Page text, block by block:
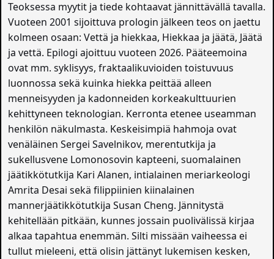
Teoksessa myytit ja tiede kohtaavat jännittävällä tavalla.
Vuoteen 2001 sijoittuva prologin jälkeen teos on jaettu
kolmeen osaan: Vettä ja hiekkaa, Hiekkaa ja jäätä, Jäätä
ja vettä. Epilogi ajoittuu vuoteen 2026. Pääteemoina
ovat mm. syklisyys, fraktaalikuvioiden toistuvuus
luonnossa sekä kuinka hiekka peittää alleen
menneisyyden ja kadonneiden korkeakulttuurien
kehittyneen teknologian. Kerronta etenee useamman
henkilön näkulmasta. Keskeisimpiä hahmoja ovat
venäläinen Sergei Savelnikov, merentutkija ja
sukellusvene Lomonosovin kapteeni, suomalainen
jäätikkötutkija Kari Alanen, intialainen meriarkeologi
Amrita Desai sekä filippiinien kiinalainen
mannerjäätikkötutkija Susan Cheng. Jännitystä
kehitellään pitkään, kunnes jossain puolivälissä kirjaa
alkaa tapahtua enemmän. Silti missään vaiheessa ei
tullut mieleeni, että olisin jättänyt lukemisen kesken,